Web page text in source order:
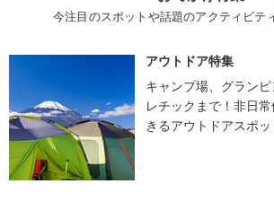
今注目のスポットや話題のアクティビテ
アウトドア特集
キャンプ場、グラン
レチックまで！非日
きるアウトドアスポ